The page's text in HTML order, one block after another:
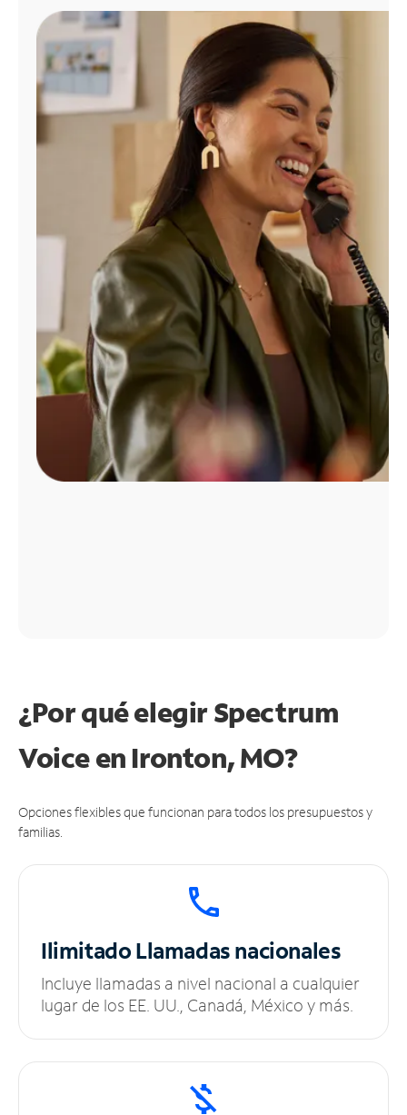
Administrar
cuenta
Encuentra
tienda
¿Por qué elegir Spectrum
Voice en Ironton, MO?
Opciones flexibles que funcionan para todos los presupuestos y
familias.
IlimitadoLlamadas nacionales
Incluye llamadas a nivel nacional a cualquier
lugar de los EE. UU., Canadá, México y más.